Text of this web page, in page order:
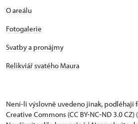
O areálu
Fotogalerie
Svatby a pronájmy
Relikviář svatého Maura
Není-li výslovně uvedeno jinak, podléhají
Creative Commons (CC BY-NC-ND 3.0